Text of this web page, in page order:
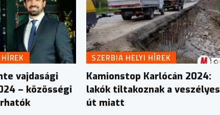
vajdasági
– közösségi
SZERBIA HELYI HÍREK
Kamionstop Karlócán 2024:
lakók tiltakoznak a veszélyes
út miatt